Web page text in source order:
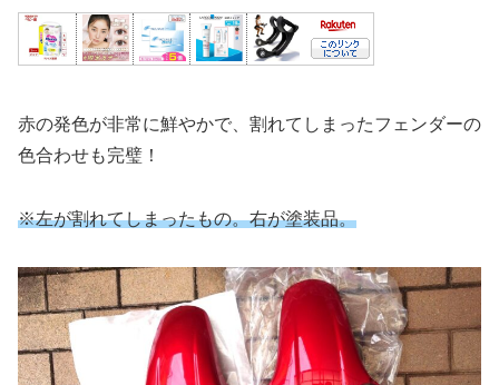
赤の発色が非常に鮮やかで、割れてしまったフェンダーの
色合わせも完璧！
※左が割れてしまったもの。右が塗装品。